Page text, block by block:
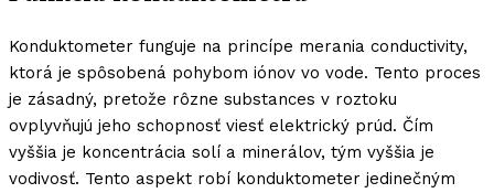
Konduktometer funguje na princípe merania conductivity,
ktorá je spôsobená pohybom iónov vo vode. Tento proces
je zásadný, pretože rôzne substances v roztoku
ovplyvňujú jeho schopnosť viesť elektrický prúd. Čím
vyššia je koncentrácia solí a minerálov, tým vyššia je
vodivosť. Tento aspekt robí konduktometer jedinečným